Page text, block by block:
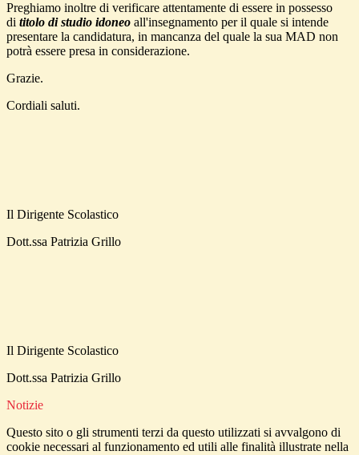
Preghiamo inoltre di verificare attentamente di essere in possesso
di titolo di studio idoneo all'insegnamento per il quale si intende
presentare la candidatura, in mancanza del quale la sua MAD non
potrà essere presa in considerazione.
Grazie.
Cordiali saluti.
Il Dirigente Scolastico
Dott.ssa Patrizia Grillo
Il Dirigente Scolastico
Dott.ssa Patrizia Grillo
Notizie
Questo sito o gli strumenti terzi da questo utilizzati si avvalgono di
cookie necessari al funzionamento ed utili alle finalità illustrate nella